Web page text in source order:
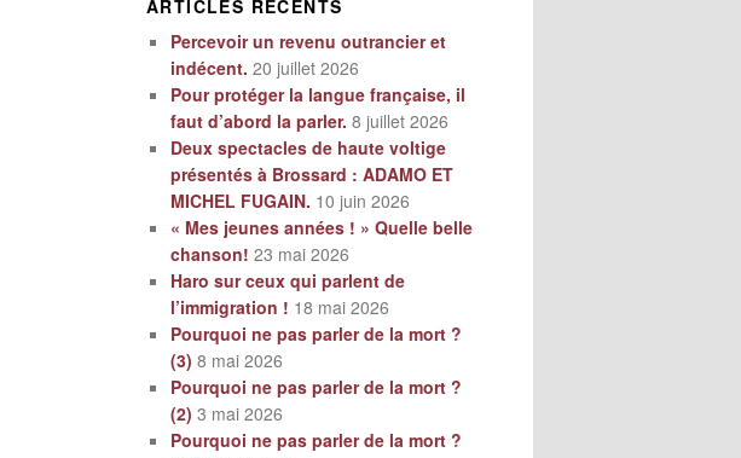
ARTICLES RÉCENTS
Percevoir un revenu outrancier et
indécent. 20 juillet 2026
Pour protéger la langue française, il
faut d’abord la parler. 8 juillet 2026
Deux spectacles de haute voltige
présentés à Brossard : ADAMO ET
MICHEL FUGAIN. 10 juin 2026
« Mes jeunes années ! » Quelle belle
chanson! 23 mai 2026
Haro sur ceux qui parlent de
l’immigration ! 18 mai 2026
Pourquoi ne pas parler de la mort ?
(3) 8 mai 2026
Pourquoi ne pas parler de la mort ?
(2) 3 mai 2026
Pourquoi ne pas parler de la mort ?